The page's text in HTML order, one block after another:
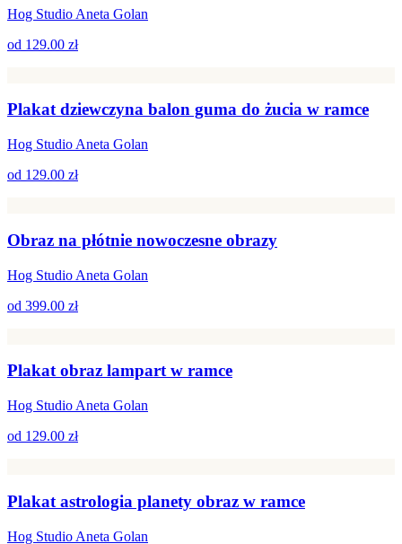
Hog Studio Aneta Golan
od 129.00 zł
Plakat dziewczyna balon guma do żucia w ramce
Hog Studio Aneta Golan
od 129.00 zł
Obraz na płótnie nowoczesne obrazy
Hog Studio Aneta Golan
od 399.00 zł
Plakat obraz lampart w ramce
Hog Studio Aneta Golan
od 129.00 zł
Plakat astrologia planety obraz w ramce
Hog Studio Aneta Golan